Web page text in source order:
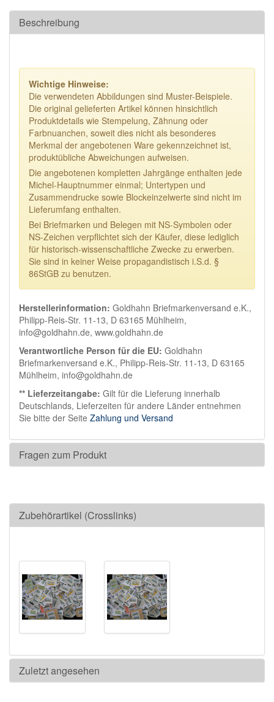
Beschreibung
Wichtige Hinweise:
Die verwendeten Abbildungen sind Muster-Beispiele.
Die original gelieferten Artikel können hinsichtlich
Produktdetails wie Stempelung, Zähnung oder
Farbnuanchen, soweit dies nicht als besonderes
Merkmal der angebotenen Ware gekennzeichnet ist,
produktübliche Abweichungen aufweisen.
Die angebotenen kompletten Jahrgänge enthalten jede
Michel-Hauptnummer einmal; Untertypen und
Zusammendrucke sowie Blockeinzelwerte sind nicht im
Lieferumfang enthalten.
Bei Briefmarken und Belegen mit NS-Symbolen oder
NS-Zeichen verpflichtet sich der Käufer, diese lediglich
für historisch-wissenschaftliche Zwecke zu erwerben.
Sie sind in keiner Weise propagandistisch i.S.d. §
86StGB zu benutzen.
Herstellerinformation: Goldhahn Briefmarkenversand e.K.,
Philipp-Reis-Str. 11-13, D 63165 Mühlheim,
info@goldhahn.de, www.goldhahn.de
Verantwortliche Person für die EU: Goldhahn
Briefmarkenversand e.K., Philipp-Reis-Str. 11-13, D 63165
Mühlheim, info@goldhahn.de
** Lieferzeitangabe: Gilt für die Lieferung innerhalb
Deutschlands, Lieferzeiten für andere Länder entnehmen
Sie bitte der Seite Zahlung und Versand
Fragen zum Produkt
Zubehörartikel (Crosslinks)
Zuletzt angesehen